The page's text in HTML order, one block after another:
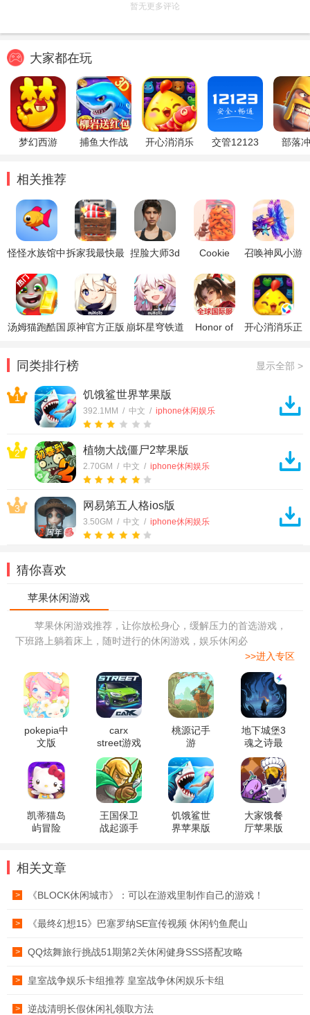
暂无更多评论
大家都在玩
梦幻西游 捕鱼大作战 开心消消乐 交管12123 部落
相关推荐
怪怪水族馆中 拆家我最快最 捏脸大师3d
Cookie
防御
召唤神凤小游
汤姆猫跑酷国 原神官方正版 崩坏星穹铁道
Honor of
开心消消乐正
同类排行榜 显示全部 >
1 饥饿鲨世界苹果版
392.1MM / 中文 / iphone休闲娱乐
2 植物大战僵尸2苹果版
2.70GM / 中文 / iphone休闲娱乐
3 网易第五人格ios版
3.50GM / 中文 / iphone休闲娱乐
猜你喜欢
苹果休闲游戏推荐，让你放松身心，缓解压力的首选游戏，
下班路上躺着床上，随时进行的休闲游戏，娱乐休闲必
>>进入专区
pokepia中
文版
carx
street游戏
桃源记手
游
地下城堡3
魂之诗最
新版
凯蒂猫岛
屿冒险
王国保卫
战起源手
饥饿鲨世
界苹果版
大家饿餐
厅苹果版
相关文章
> 《BLOCK休闲城市》：可以在游戏里制作自己的游戏！
> 《最终幻想15》巴塞罗纳SE宣传视频 休闲钓鱼爬山
> QQ炫舞旅行挑战51期第2关休闲健身SSS搭配攻略
> 皇室战争娱乐卡组推荐 皇室战争休闲娱乐卡组
> 逆战清明长假休闲礼领取方法